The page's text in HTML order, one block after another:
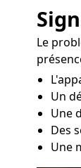
Le
Un
Une
Des
Une